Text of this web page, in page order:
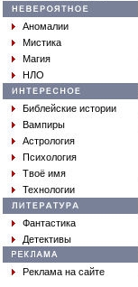
Аномалии
Мистика
Магия
НЛО
Библейские истории
Вампиры
Астрология
Психология
Твоё имя
Технологии
Фантастика
Детективы
Реклама на сайте